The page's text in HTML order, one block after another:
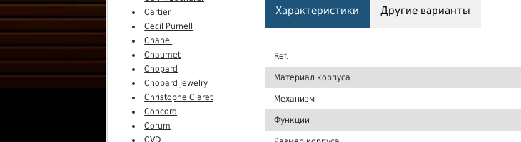
Cartier
Cecil Purnell
Chanel
Chaumet
Chopard
Chopard Jewelry
Christophe Claret
Concord
Corum
Характеристики Другие варианты
Ref.
Материал корпуса
Механизм
Функции